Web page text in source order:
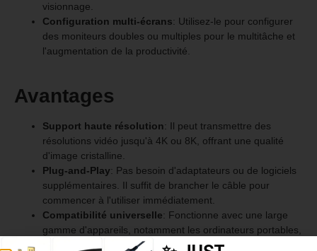
visionnage.
Configuration multi-écrans: Utilisez-le pour configurer
des moniteurs doubles ou multiples pour le multitâche et
l'augmentation de la productivité.
Avantages
Support haute résolution: Il peut transmettre des
résolutions vidéo jusqu'à 4K ou 8K, offrant une qualité
d'image cristalline.
Plug-and-Play: Pas besoin d'adaptateurs ou de logiciels
supplémentaires. Il suffit de brancher le câble pour
commencer à l'utiliser immédiatement.
Compatibilité universelle: Fonctionne avec une large
gamme d'appareils, notamment les ordinateurs portables,
les tablettes et les smartphones dotés de ports USB-C,